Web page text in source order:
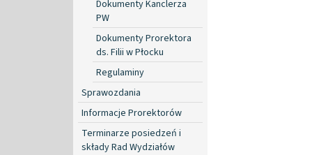
Dokumenty Kanclerza
PW
Dokumenty Prorektora
ds. Filii w Płocku
Regulaminy
Sprawozdania
Informacje Prorektorów
Terminarze posiedzeń i
składy Rad Wydziałów